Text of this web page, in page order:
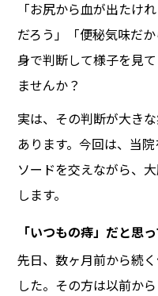
「お尻から血が出たけ
だろう」「便秘気味だ
身で判断して様子を見
ませんか？
実は、その判断が大き
あります。今回は、当
ソードを交えながら、
します。
「いつもの痔」だと思
先日、数ヶ月前から続
した。その方は以前か